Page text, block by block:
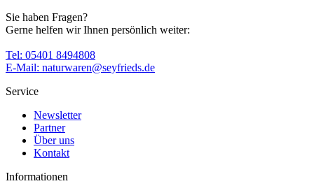
Sie haben Fragen?
Gerne helfen wir Ihnen persönlich weiter:
Tel: 05401 8494808
E-Mail: naturwaren@seyfrieds.de
Service
Newsletter
Partner
Über uns
Kontakt
Informationen